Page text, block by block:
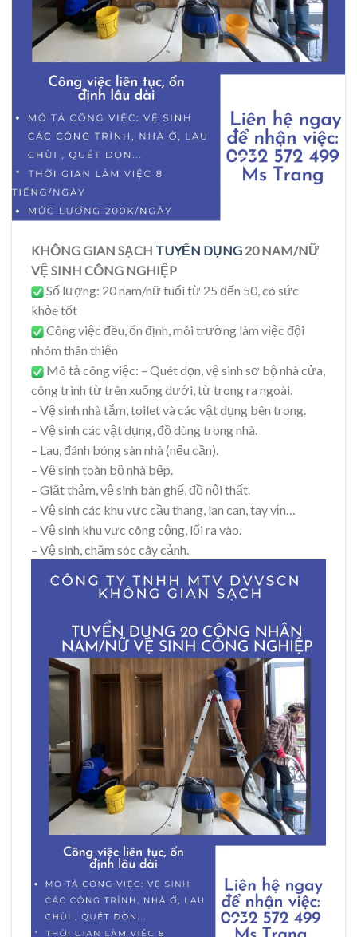
KHÔNG GIAN SẠCH TUYỂN DỤNG 20 NAM/NỮ
VỆ SINH CÔNG NGHIỆP
Số lượng: 20 nam/nữ tuổi từ 25 đến 50, có sức
khỏe tốt
Công việc đều, ổn định, môi trường làm việc đội
nhóm thân thiện
Mô tả công việc: – Quét dọn, vệ sinh sơ bộ nhà cửa,
công trình từ trên xuống dưới, từ trong ra ngoài.
– Vệ sinh nhà tắm, toilet và các vật dụng bên trong.
– Vệ sinh các vật dụng, đồ dùng trong nhà.
– Lau, đánh bóng sàn nhà (nếu cần).
– Vệ sinh toàn bộ nhà bếp.
– Giặt thảm, vệ sinh bàn ghế, đồ nội thất.
– Vệ sinh các khu vực cầu thang, lan can, tay vịn…
– Vệ sinh khu vực công cộng, lối ra vào.
– Vệ sinh, chăm sóc cây cảnh.